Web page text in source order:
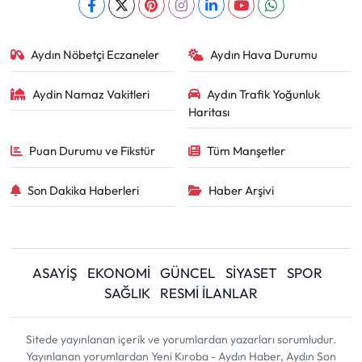
Aydın Nöbetçi Eczaneler Aydın Hava Durumu
Aydin Namaz Vakitleri
Aydın Trafik Yoğunluk
Haritası
Puan Durumu ve Fikstür Tüm Manşetler
Son Dakika Haberleri Haber Arşivi
ASAYİŞ EKONOMİ GÜNCEL SİYASET
SPOR
SAĞLIK
RESMİ İLANLAR
Sitede yayınlanan içerik ve yorumlardan yazarları sorumludur.
Yayınlanan yorumlardan Yeni Kıroba - Aydın Haber, Aydın Son